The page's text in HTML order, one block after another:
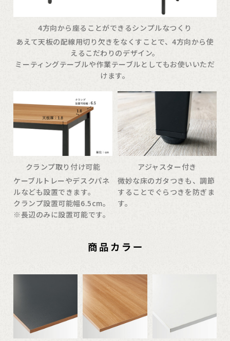
4方向から座ることができるシンプルなつくり
あえて天板の配線用切り欠きをなくすことで、4方向から使
えるこだわりのデザイン。
ミーティングテーブルや作業テーブルとしてもお使いいただ
けます。
クランプ取り付け可能
ケーブルトレーやデスクパネ
ルなども設置できます。
クランプ設置可能幅6.5cm。
※長辺のみに設置可能です。
アジャスター付き
微妙な床のガタつきも、調節
することでぐらつきを防ぎま
す。